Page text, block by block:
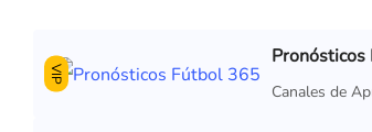
VIP
Canales de